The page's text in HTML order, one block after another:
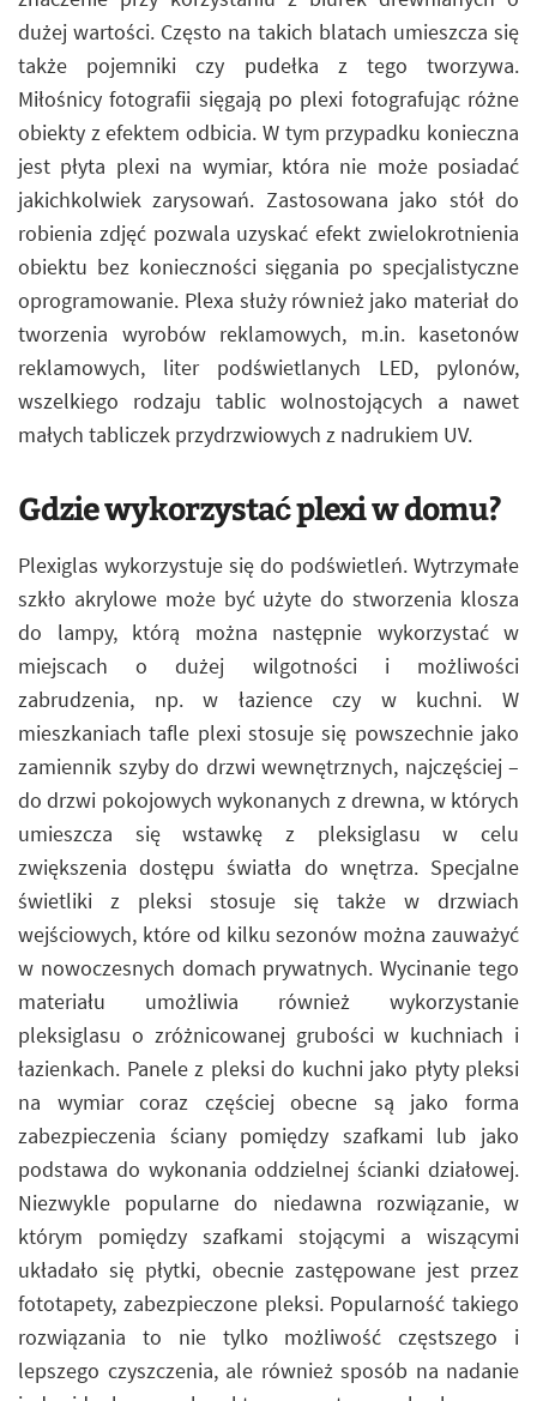
dużej wartości. Często na takich blatach umieszcza się
także pojemniki czy pudełka z tego tworzywa.
Miłośnicy fotografii sięgają po plexi fotografując różne
obiekty z efektem odbicia. W tym przypadku konieczna
jest płyta plexi na wymiar, która nie może posiadać
jakichkolwiek zarysowań. Zastosowana jako stół do
robienia zdjęć pozwala uzyskać efekt zwielokrotnienia
obiektu bez konieczności sięgania po specjalistyczne
oprogramowanie. Plexa służy również jako materiał do
tworzenia wyrobów reklamowych, m.in. kasetonów
reklamowych, liter podświetlanych LED, pylonów,
wszelkiego rodzaju tablic wolnostojących a nawet
małych tabliczek przydrzwiowych z nadrukiem UV.
Gdzie wykorzystać plexi w domu?
Plexiglas wykorzystuje się do podświetleń. Wytrzymałe
szkło akrylowe może być użyte do stworzenia klosza
do lampy, którą można następnie wykorzystać w
miejscach o dużej wilgotności i możliwości
zabrudzenia, np. w łazience czy w kuchni. W
mieszkaniach tafle plexi stosuje się powszechnie jako
zamiennik szyby do drzwi wewnętrznych, najczęściej –
do drzwi pokojowych wykonanych z drewna, w których
umieszcza się wstawkę z pleksiglasu w celu
zwiększenia dostępu światła do wnętrza. Specjalne
świetliki z pleksi stosuje się także w drzwiach
wejściowych, które od kilku sezonów można zauważyć
w nowoczesnych domach prywatnych. Wycinanie tego
materiału umożliwia również wykorzystanie
pleksiglasu o zróżnicowanej grubości w kuchniach i
łazienkach. Panele z pleksi do kuchni jako płyty pleksi
na wymiar coraz częściej obecne są jako forma
zabezpieczenia ściany pomiędzy szafkami lub jako
podstawa do wykonania oddzielnej ścianki działowej.
Niezwykle popularne do niedawna rozwiązanie, w
którym pomiędzy szafkami stojącymi a wiszącymi
układało się płytki, obecnie zastępowane jest przez
fototapety, zabezpieczone pleksi. Popularność takiego
rozwiązania to nie tylko możliwość częstszego i
lepszego czyszczenia, ale również sposób na nadanie